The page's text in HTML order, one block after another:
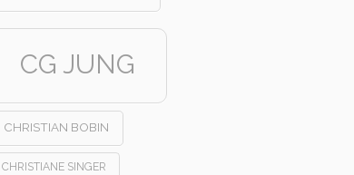
CG JUNG
CHRISTIAN BOBIN
CHRISTIANE SINGER